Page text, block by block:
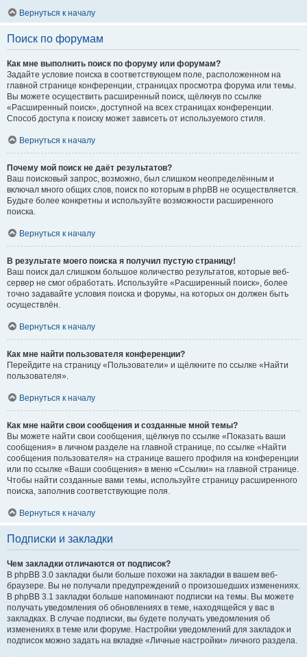
Вернуться к началу
Поиск по форумам
Как мне выполнить поиск по форуму или форумам?
Задайте условие поиска в соответствующем поле, расположенном на
главной странице конференции, страницах просмотра форума или темы.
Вы можете осуществить расширенный поиск, щёлкнув по ссылке
«Расширенный поиск», доступной на всех страницах конференции.
Способ доступа к поиску может зависеть от используемого стиля.
Вернуться к началу
Почему мой поиск не даёт результатов?
Ваш поисковый запрос, возможно, был слишком неопределённым и
включал много общих слов, поиск по которым в phpBB не осуществляется.
Будьте более конкретны и используйте возможности расширенного
поиска.
Вернуться к началу
В результате моего поиска я получил пустую страницу!
Ваш поиск дал слишком большое количество результатов, которые веб-
сервер не смог обработать. Используйте «Расширенный поиск», более
точно задавайте условия поиска и форумы, на которых он должен быть
осуществлён.
Вернуться к началу
Как мне найти пользователя конференции?
Перейдите на страницу «Пользователи» и щёлкните по ссылке «Найти
пользователя».
Вернуться к началу
Как мне найти свои сообщения и созданные мной темы?
Вы можете найти свои сообщения, щёлкнув по ссылке «Показать ваши
сообщения» в личном разделе на главной странице, по ссылке «Найти
сообщения пользователя» на странице вашего профиля на конференции
или по ссылке «Ваши сообщения» в меню «Ссылки» на главной странице.
Чтобы найти созданные вами темы, используйте страницу расширенного
поиска, заполнив соответствующие поля.
Вернуться к началу
Подписки и закладки
Чем закладки отличаются от подписок?
В phpBB 3.0 закладки были больше похожи на закладки в вашем веб-
браузере. Вы не получали предупреждений о произошедших изменениях.
В phpBB 3.1 закладки больше напоминают подписки на темы. Вы можете
получать уведомления об обновлениях в теме, находящейся у вас в
закладках. В случае подписки, вы будете получать уведомления об
изменениях в теме или форуме. Настройки уведомлений для закладок и
подписок можно задать на вкладке «Личные настройки» личного раздела.